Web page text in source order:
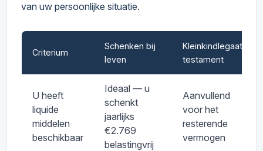
van uw persoonlijke situatie.
Criterium
Schenken bij
leven
Kleinkindlegaat in
testament
U heeft
liquide
middelen
beschikbaar
Ideaal — u
schenkt
jaarlijks
€2.769
belastingvrij
Aanvullend
voor het
resterende
vermogen